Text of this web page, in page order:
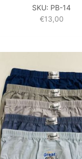
SKU: PB-14
€13,00